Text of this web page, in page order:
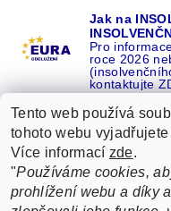
Jak na
Pro
roce 2026
kontaktujte
Recenze o NÁS na
Recenze
ŽÁDEJTE život
Tento web používá
tohoto webu
Více informací zde.
"Používáme cookies,
prohlížení webu a díky